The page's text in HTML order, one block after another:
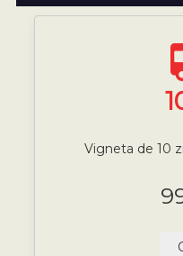
Vigneta de 10